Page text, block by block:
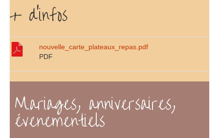
+ d'infos
nouvelle_carte_plateaux_repas.pdf
PDF
Mariages, anniversaires,
évenementiels